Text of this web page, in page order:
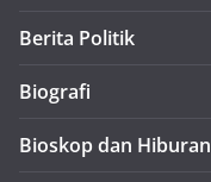
Berita Politik
Biografi
Bioskop dan Hiburan